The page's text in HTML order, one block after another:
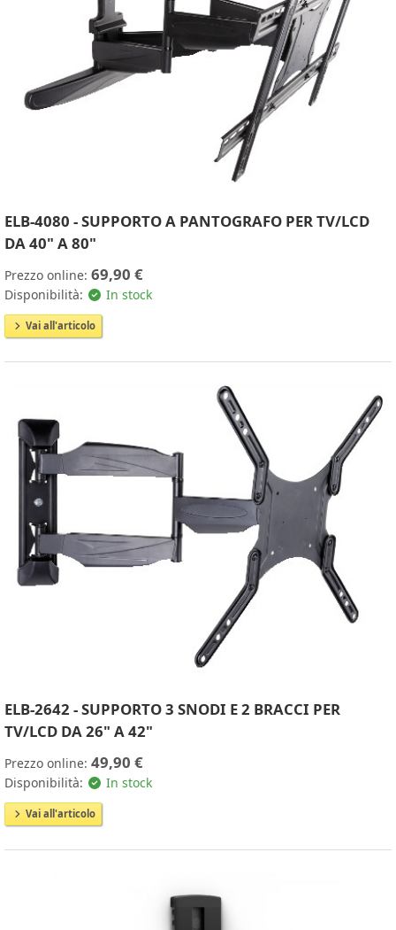
ELB-4080 - SUPPORTO A PANTOGRAFO PER TV/LCD
DA 40" A 80"
Prezzo online: 69,90 €
Disponibilità: In stock
Vai all'articolo
ELB-2642 - SUPPORTO 3 SNODI E 2 BRACCI PER
TV/LCD DA 26" A 42"
Prezzo online: 49,90 €
Disponibilità: In stock
Vai all'articolo